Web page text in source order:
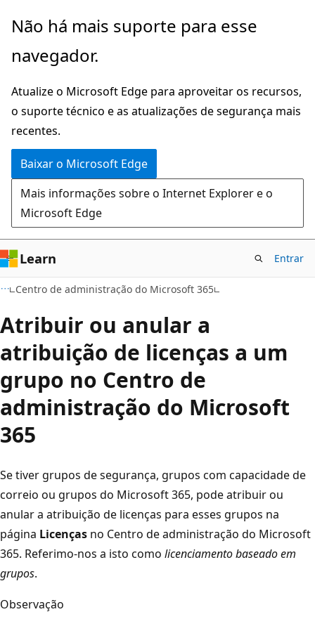
Pular
o
principal
Não há mais suporte para esse
navegador.
Atualize o Microsoft Edge para aproveitar os recursos,
o suporte técnico e as atualizações de segurança mais
recentes.
Baixar o Microsoft Edge
Mais informações sobre o Internet Explorer e o
Microsoft Edge
Learn Entrar
Centro de administração do Microsoft 365
Atribuir ou anular a
atribuição de licenças a um
grupo no Centro de
administração do Microsoft
365
Se tiver grupos de segurança, grupos com capacidade de
correio ou grupos do Microsoft 365, pode atribuir ou
anular a atribuição de licenças para esses grupos na
página Licenças no Centro de administração do Microsoft
365. Referimo-nos a isto como licenciamento baseado em
grupos.
Observação